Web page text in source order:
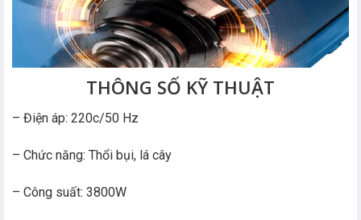
THÔNG SỐ KỸ THUẬT
– Điện áp: 220c/50 Hz
– Chức năng: Thổi bụi, lá cây
– Công suất: 3800W